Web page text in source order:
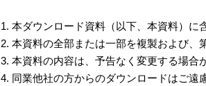
1. 本ダウンロード資料（以下、本資料）に
2. 本資料の全部または一部を複製および、
3. 本資料の内容は、予告なく変更する場合
4. 同業他社の方からのダウンロードはご遠